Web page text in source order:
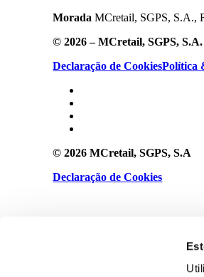
Morada MCretail, SGPS, S.A.,
© 2026 – MCretail, SGPS, S.A.
Declaração de CookiesPolítica
© 2026 MCretail, SGPS, S.A
Declaração de Cookies